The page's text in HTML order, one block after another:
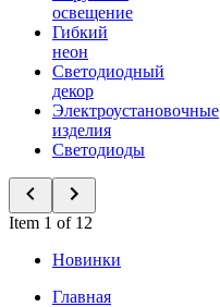
освещение
Гибкий
неон
Светодиодный
декор
Электроустановочные
изделия
Светодиоды
Item 1 of 12
Новинки
Главная